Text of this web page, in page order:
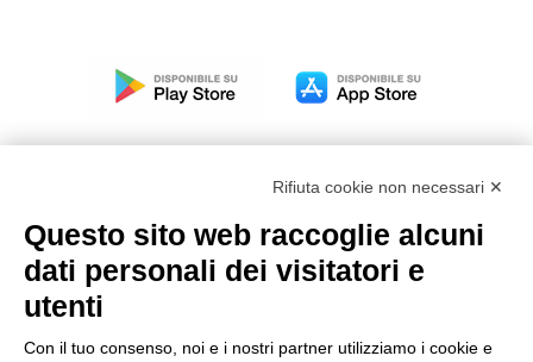
Modello organizzativo, gestione e controllo – D. lgs.
231/2001
Rifiuta cookie non necessari ✕
Questo sito web raccoglie alcuni
dati personali dei visitatori e
utenti
Con il tuo consenso, noi e i nostri partner utilizziamo i cookie e